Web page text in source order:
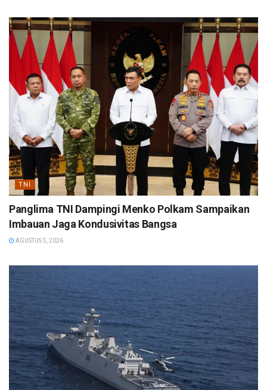
TNI
Panglima TNI Dampingi Menko Polkam Sampaikan
Imbauan Jaga Kondusivitas Bangsa
AGUSTUS 5, 2026